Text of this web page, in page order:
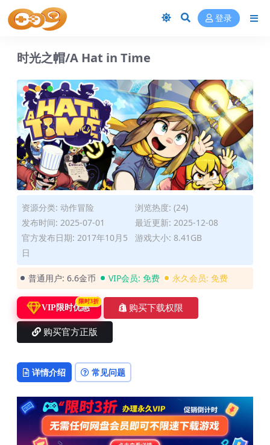
登录
时光之帽/A Hat in Time
资源分类: 动作冒险
浏览热度: (24)
发布时间: 2025-07-01
最近更新: 2025-12-08
官方发布日期: 2017年10月5
日
游戏大小: 8.41GB
普通用户: 6.6金币 VIP会员: 免费 永久会员: 免费
VIP限时优惠
限时3折
购买下载权限
购买官方正版
详情介绍 常见问题